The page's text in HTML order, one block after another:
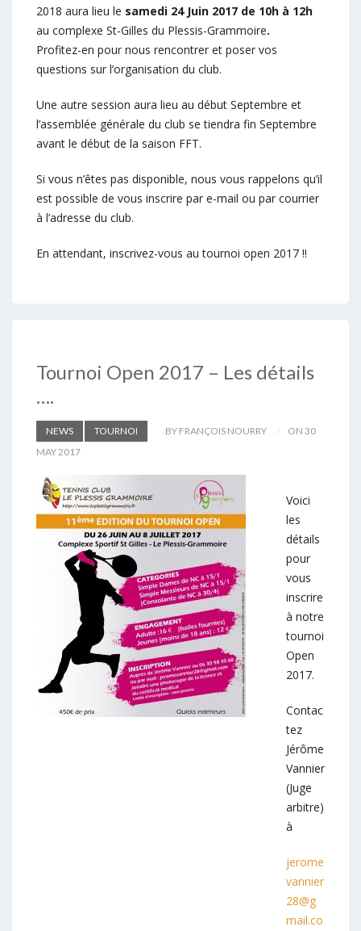
2018 aura lieu le samedi 24 Juin 2017 de 10h à 12h
au complexe St-Gilles du Plessis-Grammoire.
Profitez-en pour nous rencontrer et poser vos
questions sur l’organisation du club.
Une autre session aura lieu au début Septembre et
l’assemblée générale du club se tiendra fin Septembre
avant le début de la saison FFT.
Si vous n’êtes pas disponible, nous vous rappelons qu’il
est possible de vous inscrire par e-mail ou par courrier
à l’adresse du club.
En attendant, inscrivez-vous au tournoi open 2017 !!
Tournoi Open 2017 – Les détails
….
NEWS TOURNOI BY FRANÇOIS NOURRY
ON 30
MAY 2017
Voici
les
détails
pour
vous
inscrire
à notre
tournoi
Open
2017.
Contac
tez
Jérôme
Vannier
(Juge
arbitre)
à
jerome
vannier
28@g
mail.co